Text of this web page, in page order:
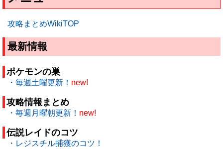
攻略まとめWikiTOP
最新情報
ポケモンの巣
・毎週土曜更新！ new!
攻略情報まとめ
・毎週月曜朝更新！ new!
伝説レイドのコツ
・レジスチル捕獲のコツ！